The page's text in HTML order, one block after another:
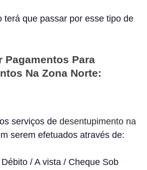
terá que passar por esse tipo de
Pagamentos Para
Na Zona Norte:
serviços de desentupimento na
serem efetuados através de:
/ A vista / Cheque Sob